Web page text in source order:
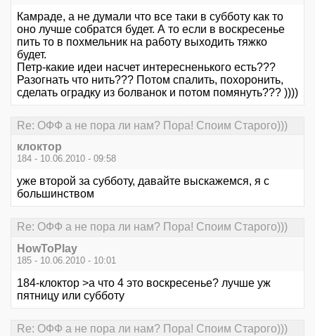
Камраде, а не думали что все таки в субботу как то
оно лучше собратся будет. А то если в воскресенье
пить то в похмельник на работу выходить тяжко
будет.
Петр-какие идеи насчет интересненького есть???
Разогнать что нить??? Потом спалить, похоронить,
сделать оградку из болванок и потом помянуть??? ))))
Re: ОФФ а не пора ли нам? Пора! Споим Старого)))
клоктор
184 - 10.06.2010 - 09:58
уже второй за субботу, давайте выскажемся, я с
большинством
Re: ОФФ а не пора ли нам? Пора! Споим Старого)))
HowToPlay
185 - 10.06.2010 - 10:01
184-клоктор >а что 4 это воскресенье? лучше уж
пятницу или субботу
Re: ОФФ а не пора ли нам? Пора! Споим Старого)))